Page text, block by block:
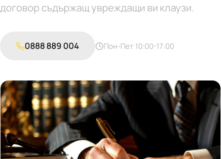
договор съдържащ увреждащи ви клаузи.
0888 889 004 Пон-Пет 10:00-17:00